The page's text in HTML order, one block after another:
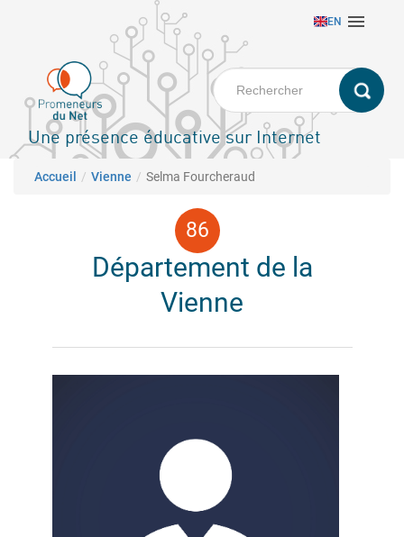
principal
EN 
Une présence éducative sur Internet
Fil d'Ariane
Accueil Vienne Selma Fourcheraud
Département de la
Vienne